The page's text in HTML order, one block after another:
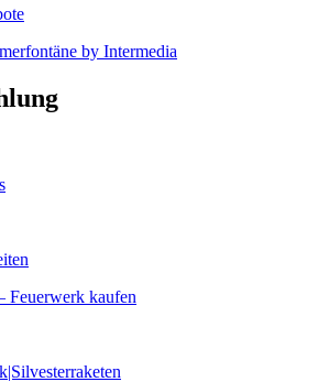
by Intermedia
Feuerwerk kaufen